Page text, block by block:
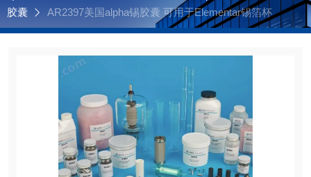
胶囊
AR2397美国alpha锡胶囊 可用于Elementar锡箔杯